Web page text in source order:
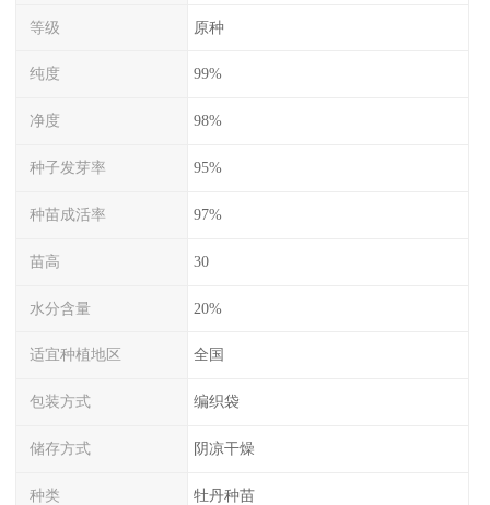
等级 原种
纯度 99%
净度 98%
种子发芽率 95%
种苗成活率 97%
苗高 30
水分含量 20%
适宜种植地区 全国
包装方式 编织袋
储存方式 阴凉干燥
种类 牡丹种苗